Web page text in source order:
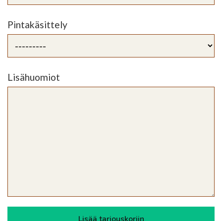
Pintakäsittely
Lisähuomiot